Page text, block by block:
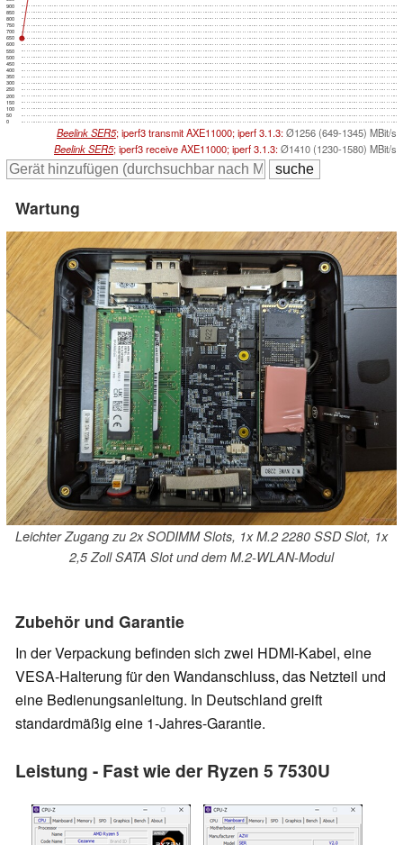
0
50
100
150
200
250
300
350
400
450
500
550
600
650
700
750
800
850
900
Beelink SER5; iperf3 transmit AXE11000; iperf 3.1.3:Ø1256 (649-1345) MBit/s
Beelink SER5; iperf3 receive AXE11000; iperf 3.1.3:Ø1410 (1230-1580) MBit/s
Wartung
Leichter Zugang zu 2x SODIMM Slots, 1x M.2 2280 SSD Slot, 1x
2,5 Zoll SATA Slot und dem M.2-WLAN-Modul
Zubehör und Garantie
In der Verpackung befinden sich zwei HDMI-Kabel, eine
VESA-Halterung für den Wandanschluss, das Netzteil und
eine Bedienungsanleitung. In Deutschland greift
standardmäßig eine 1-Jahres-Garantie.
Leistung - Fast wie der Ryzen 5 7530U